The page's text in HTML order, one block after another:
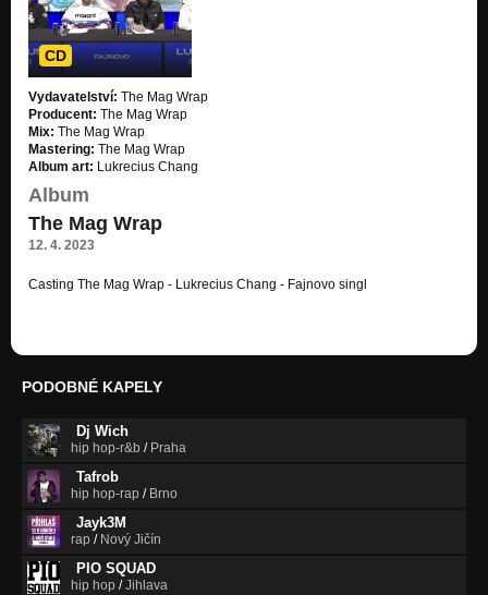
Pozitivní Energie
Pozitivní Energie
Celý Blok
Celý Blok
Posedlý
Posedlý
A.C.H.P
A.C.H.P
Tempo
Stále na cestách
Práce
Práce
Stopy feat Bozy B
Bozy B - Nameless
Hurikán
Hurikán
CD
Vydavatelství: The Mag Wrap
Producent: The Mag Wrap
Mix: The Mag Wrap
Mastering: The Mag Wrap
Album art: Lukrecius Chang
Album
The Mag Wrap
12. 4. 2023
Casting The Mag Wrap - Lukrecius Chang - Fajnovo singl
PODOBNÉ KAPELY
Dj Wich
hip hop-r&b / Praha
Tafrob
hip hop-rap / Brno
Jayk3M
rap / Nový Jičín
PIO SQUAD
hip hop /Jihlava